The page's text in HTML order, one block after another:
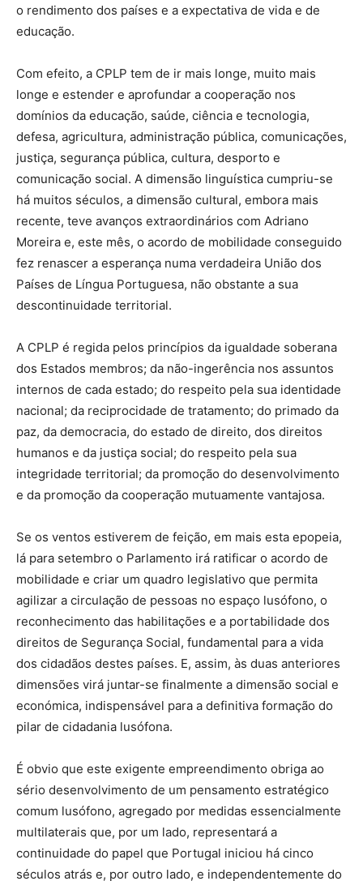
o rendimento dos países e a expectativa de vida e de
educação.
Com efeito, a CPLP tem de ir mais longe, muito mais
longe e estender e aprofundar a cooperação nos
domínios da educação, saúde, ciência e tecnologia,
defesa, agricultura, administração pública, comunicações,
justiça, segurança pública, cultura, desporto e
comunicação social. A dimensão linguística cumpriu-se
há muitos séculos, a dimensão cultural, embora mais
recente, teve avanços extraordinários com Adriano
Moreira e, este mês, o acordo de mobilidade conseguido
fez renascer a esperança numa verdadeira União dos
Países de Língua Portuguesa, não obstante a sua
descontinuidade territorial.
A CPLP é regida pelos princípios da igualdade soberana
dos Estados membros; da não-ingerência nos assuntos
internos de cada estado; do respeito pela sua identidade
nacional; da reciprocidade de tratamento; do primado da
paz, da democracia, do estado de direito, dos direitos
humanos e da justiça social; do respeito pela sua
integridade territorial; da promoção do desenvolvimento
e da promoção da cooperação mutuamente vantajosa.
Se os ventos estiverem de feição, em mais esta epopeia,
lá para setembro o Parlamento irá ratificar o acordo de
mobilidade e criar um quadro legislativo que permita
agilizar a circulação de pessoas no espaço lusófono, o
reconhecimento das habilitações e a portabilidade dos
direitos de Segurança Social, fundamental para a vida
dos cidadãos destes países. E, assim, às duas anteriores
dimensões virá juntar-se finalmente a dimensão social e
económica, indispensável para a definitiva formação do
pilar de cidadania lusófona.
É obvio que este exigente empreendimento obriga ao
sério desenvolvimento de um pensamento estratégico
comum lusófono, agregado por medidas essencialmente
multilaterais que, por um lado, representará a
continuidade do papel que Portugal iniciou há cinco
séculos atrás e, por outro lado, e independentemente do